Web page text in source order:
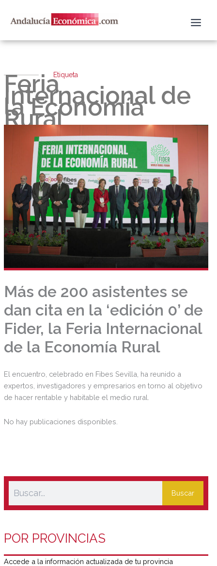
Etiqueta
Feria
Internacional de
la Economía
Rural
Más de 200 asistentes se
dan cita en la ‘edición 0’ de
Fider, la Feria Internacional
de la Economía Rural
El encuentro, celebrado en Fibes Sevilla, ha reunido a
expertos, investigadores y empresarios en torno al objetivo
de hacer rentable y habitable el medio rural.
No hay publicaciones disponibles.
Buscar
POR PROVINCIAS
Accede a la información actualizada de tu provincia